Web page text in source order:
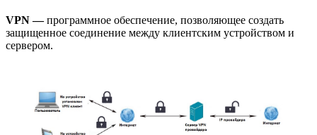
VPN —программное обеспечение, позволяющее создать
защищенное соединение между клиентским устройством и
сервером.